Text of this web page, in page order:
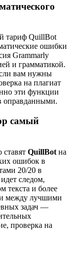
тариф QuillBot
ошибки
Grammarly
и грамматикой.
вам нужны
на плагиат
эти функции
оправданными.
самый
QuillBot на
ошибок в
20/20 в
идет следом,
текста и более
между лучшими
задач —
проверка на